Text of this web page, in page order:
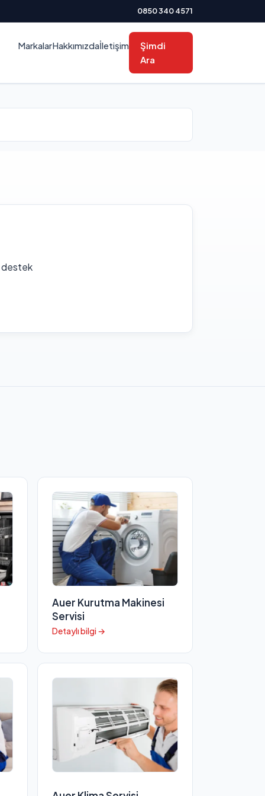
0850 340 4571
MarkalarHakkımızdaİletişim
Şimdi
Ara
destek
Auer Kurutma Makinesi
Servisi
Detaylı bilgi →